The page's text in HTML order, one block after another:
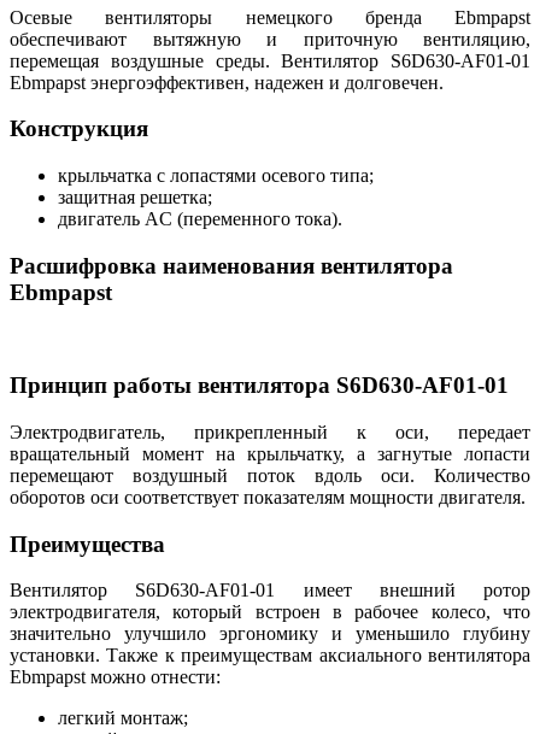
Осевые вентиляторы немецкого бренда Ebmpapst
обеспечивают вытяжную и приточную вентиляцию,
перемещая воздушные среды. Вентилятор S6D630-AF01-01
Ebmpapst энергоэффективен, надежен и долговечен.
Конструкция
крыльчатка с лопастями осевого типа;
защитная решетка;
двигатель AC (переменного тока).
Расшифровка наименования вентилятора
Ebmpapst
Принцип работы вентилятора S6D630-AF01-01
Электродвигатель, прикрепленный к оси, передает
вращательный момент на крыльчатку, а загнутые лопасти
перемещают воздушный поток вдоль оси. Количество
оборотов оси соответствует показателям мощности двигателя.
Преимущества
Вентилятор S6D630-AF01-01 имеет внешний ротор
электродвигателя, который встроен в рабочее колесо, что
значительно улучшило эргономику и уменьшило глубину
установки. Также к преимуществам аксиального вентилятора
Ebmpapst можно отнести:
легкий монтаж;